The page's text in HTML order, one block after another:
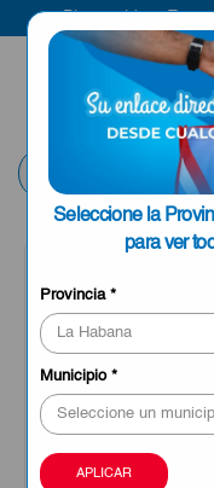
Seleccione la
para ver
Provincia*
Municipio*
APLICAR
Bienvenido a Esencial